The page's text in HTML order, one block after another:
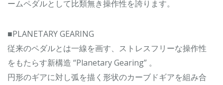
ームペダルとして比類無き操作性を誇ります。
■PLANETARY GEARING
従来のペダルとは一線を画す、ストレスフリーな操作性
をもたらす新構造 “Planetary Gearing” 。
円形のギアに対し弧を描く形状のカーブドギアを組み合